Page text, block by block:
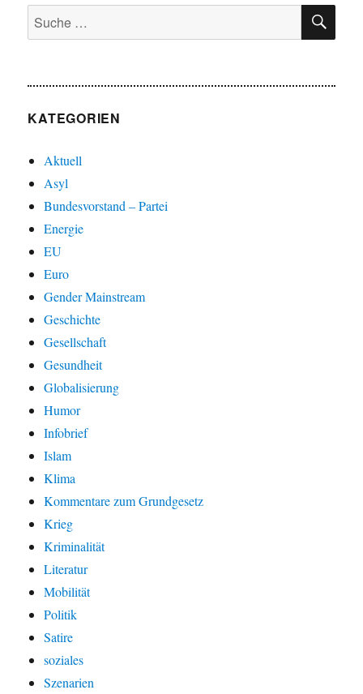
Suche
nach:
KATEGORIEN
Aktuell
Asyl
Bundesvorstand – Partei
Energie
EU
Euro
Gender Mainstream
Geschichte
Gesellschaft
Gesundheit
Globalisierung
Humor
Infobrief
Islam
Klima
Kommentare zum Grundgesetz
Krieg
Kriminalität
Literatur
Mobilität
Politik
Satire
soziales
Szenarien